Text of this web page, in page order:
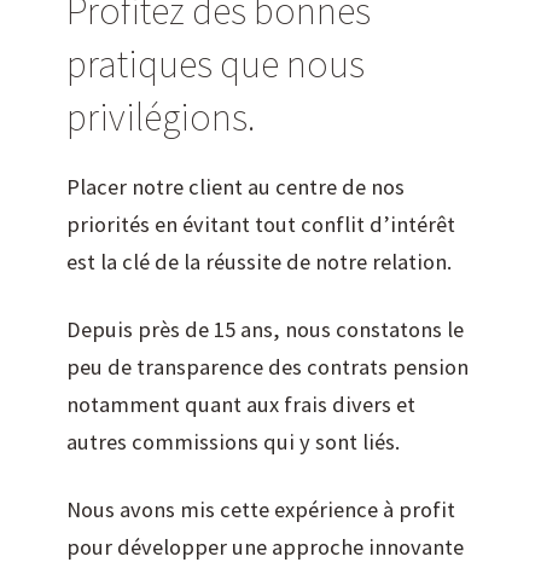
Profitez des bonnes
pratiques que nous
privilégions.
Placer notre client au centre de nos
priorités en évitant tout conflit d’intérêt
est la clé de la réussite de notre relation.
Depuis près de 15 ans, nous constatons le
peu de transparence des contrats pension
notamment quant aux frais divers et
autres commissions qui y sont liés.
Nous avons mis cette expérience à profit
pour développer une approche innovante